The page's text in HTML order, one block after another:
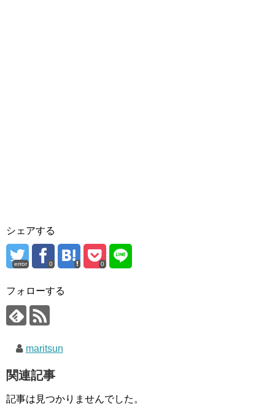
シェアする
error 0 0
フォローする
maritsun
関連記事
記事は見つかりませんでした。